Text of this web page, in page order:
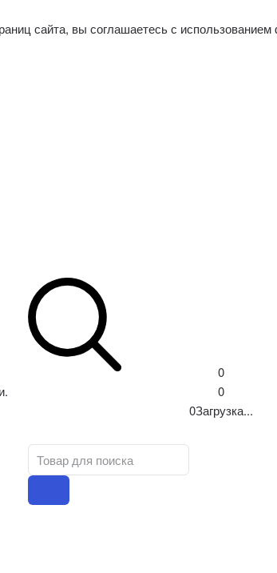
сайта, вы соглашаетесь с
0
0
0Загрузка...